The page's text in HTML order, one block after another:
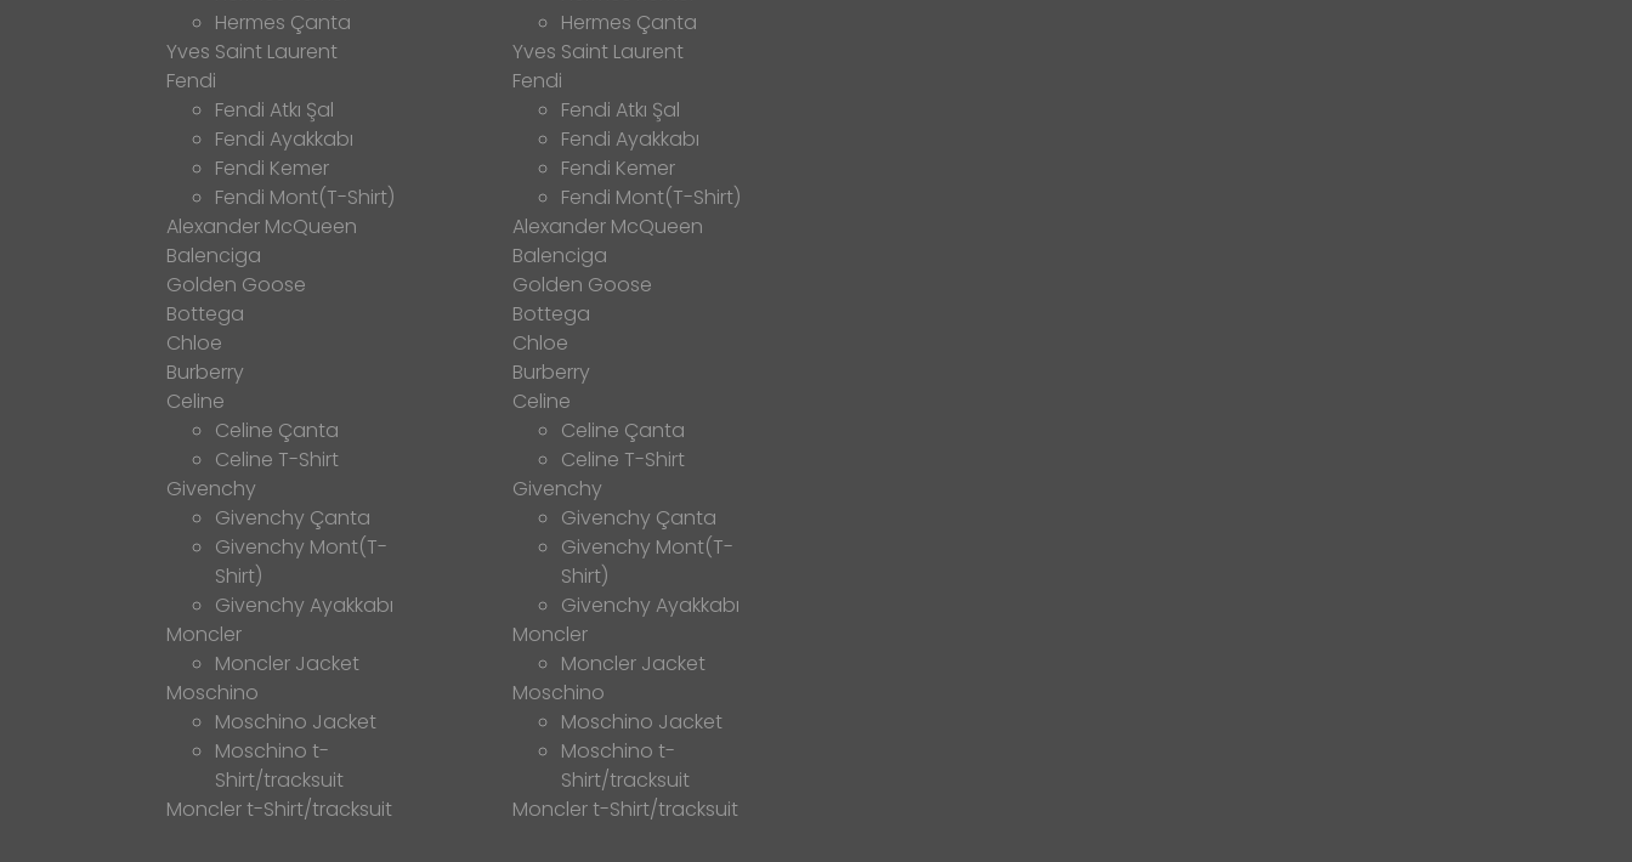
Hermes Çanta
Yves Saint Laurent
Fendi
Fendi Atkı Şal
Fendi Ayakkabı
Fendi Kemer
Fendi Mont(T-Shirt)
Alexander McQueen
Balenciga
Golden Goose
Bottega
Chloe
Burberry
Celine
Celine Çanta
Celine T-Shirt
Givenchy
Givenchy Çanta
Givenchy Mont(T-
Shirt)
Givenchy Ayakkabı
Moncler
Moncler Jacket
Moschino
Moschino Jacket
Moschino t-
Shirt/tracksuit
Moncler t-Shirt/tracksuit
Hermes Çanta
Yves Saint Laurent
Fendi
Fendi Atkı Şal
Fendi Ayakkabı
Fendi Kemer
Fendi Mont(T-Shirt)
Alexander McQueen
Balenciga
Golden Goose
Bottega
Chloe
Burberry
Celine
Celine Çanta
Celine T-Shirt
Givenchy
Givenchy Çanta
Givenchy Mont(T-
Shirt)
Givenchy Ayakkabı
Moncler
Moncler Jacket
Moschino
Moschino Jacket
Moschino t-
Shirt/tracksuit
Moncler t-Shirt/tracksuit